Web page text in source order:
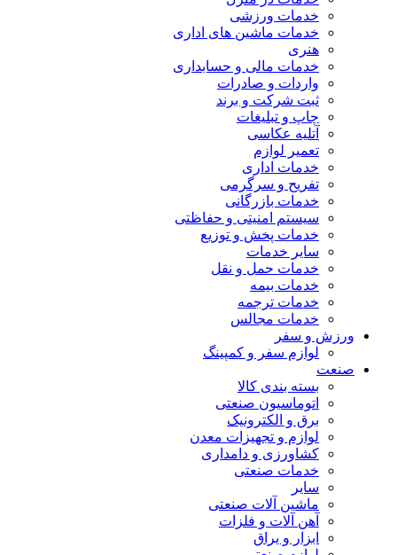
خدمات ورزشی
خدمات ماشین های اداری
هنری
خدمات مالی و حسابداری
واردات و صادرات
ثبت شرکت و برند
چاپ و تبلیغات
آتلیه عکاسی
تعمیر لوازم
خدمات اداری
تفریح و سرگرمی
خدمات بازرگانی
سیستم امنیتی و حفاظتی
خدمات پخش و توزیع
سایر خدمات
خدمات حمل و نقل
خدمات بیمه
خدمات ترجمه
خدمات مجالس
ورزش و سفر
لوازم سفر و کمپینگ
صنعت
بسته بندی کالا
اتوماسیون صنعتی
برق و الکترونیک
لوازم و تجهیزات معدن
کشاورزی و دامداری
خدمات صنعتی
سایر
ماشین آلات صنعتی
آهن آلات و فلزات
ابزار و یراق